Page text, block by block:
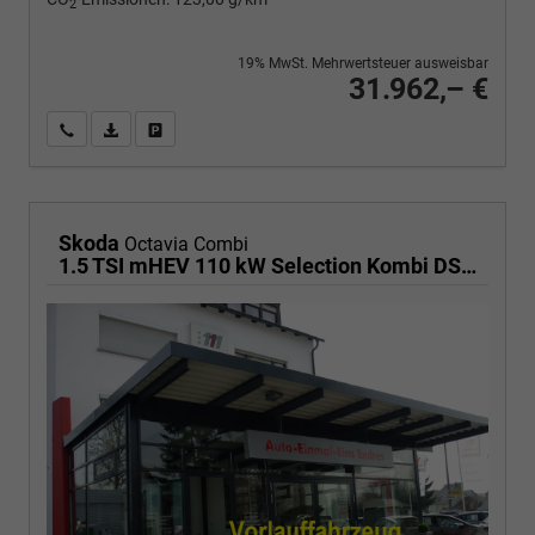
2
31.962,– €
19% MwSt. Mehrwertsteuer ausweisbar
Wir rufen Sie anPDF-Fahrzeugexposé drucken
Skoda Octavia Combi
1.5 TSI mHEV 110 kW Selection Kombi DSG AHK ACC Kamera Sunset